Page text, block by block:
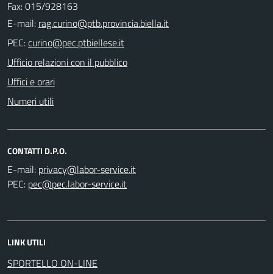
Fax: 015/928163
E-mail:
PEC:
Ufficio relazioni con il pubblico
Uffici e orari
Numeri utili
CONTATTI D.P.O.
E-mail:
PEC:
LINK UTILI
SPORTELLO ON-LINE